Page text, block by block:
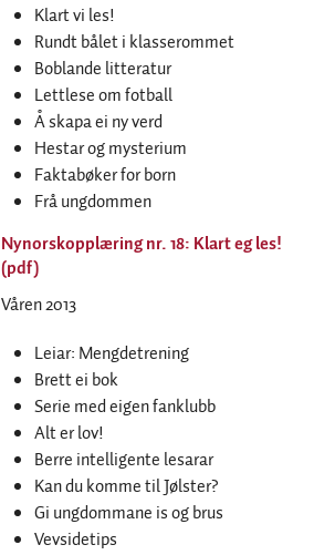
Klart vi les!
Rundt bålet i klasserommet
Boblande litteratur
Lettlese om fotball
Å skapa ei ny verd
Hestar og mysterium
Faktabøker for born
Frå ungdommen
Nynorskopplæring nr. 18: Klart eg les!
(pdf)
Våren 2013
Leiar: Mengdetrening
Brett ei bok
Serie med eigen fanklubb
Alt er lov!
Berre intelligente lesarar
Kan du komme til Jølster?
Gi ungdommane is og brus
Vevsidetips